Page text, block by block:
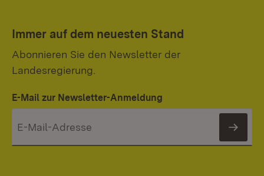
Immer auf dem neuesten Stand
Abonnieren Sie den Newsletter der
Landesregierung.
E-Mail zur Newsletter-Anmeldung